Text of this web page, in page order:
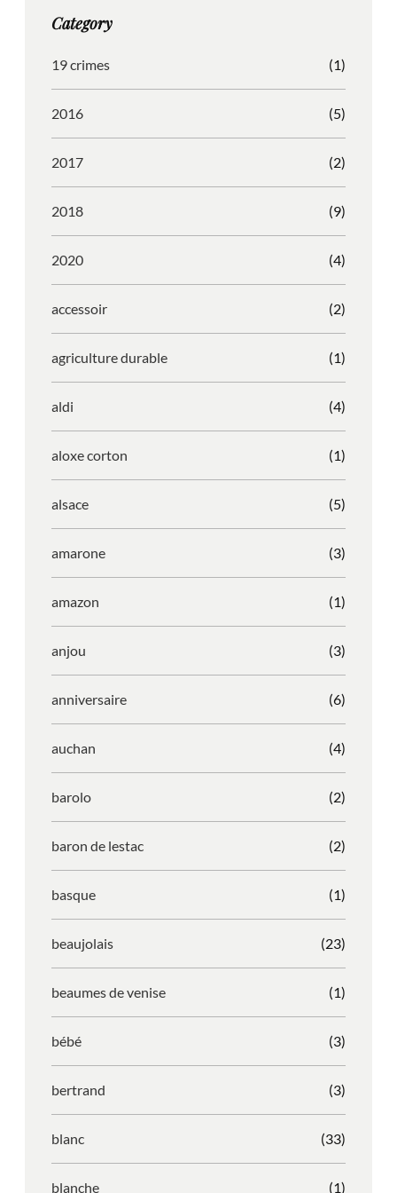
r
m
o
Category
19 crimes (1)
2016 (5)
2017 (2)
2018 (9)
2020 (4)
accessoir (2)
agriculture durable (1)
aldi (4)
aloxe corton (1)
alsace (5)
amarone (3)
amazon (1)
anjou (3)
anniversaire (6)
auchan (4)
barolo (2)
baron de lestac (2)
basque (1)
beaujolais (23)
beaumes de venise (1)
bébé (3)
bertrand (3)
blanc (33)
blanche (1)